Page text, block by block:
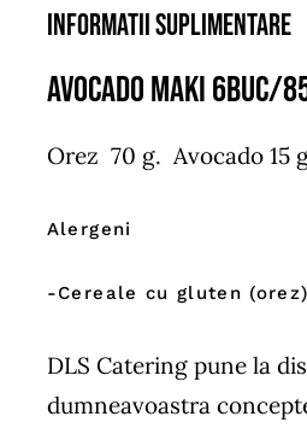
Informatii suplimentare
Avocado Maki 6buc/
Orez 70 g. Avocado 15
Alergeni
-Cereale cu gluten (orez)
DLS Catering pune la
dumneavoastra